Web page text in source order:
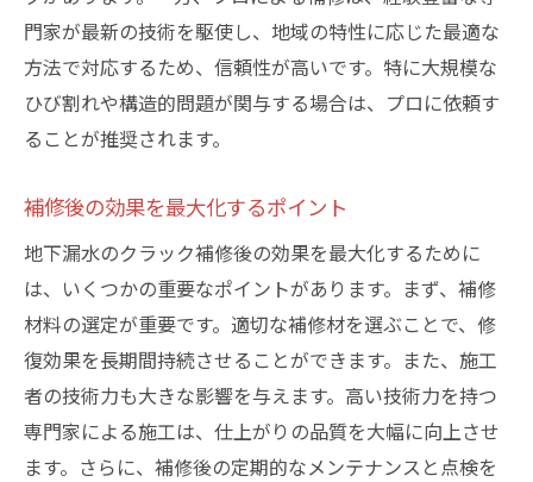
門家が最新の技術を駆使し、地域の特性に応じた最適な
方法で対応するため、信頼性が高いです。特に大規模な
ひび割れや構造的問題が関与する場合は、プロに依頼す
ることが推奨されます。
補修後の効果を最大化するポイント
地下漏水のクラック補修後の効果を最大化するために
は、いくつかの重要なポイントがあります。まず、補修
材料の選定が重要です。適切な補修材を選ぶことで、修
復効果を長期間持続させることができます。また、施工
者の技術力も大きな影響を与えます。高い技術力を持つ
専門家による施工は、仕上がりの品質を大幅に向上させ
ます。さらに、補修後の定期的なメンテナンスと点検を